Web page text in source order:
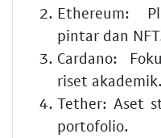
Ethereum:
pintar dan
Cardano:
riset akademik.
Tether: Aset
portofolio.